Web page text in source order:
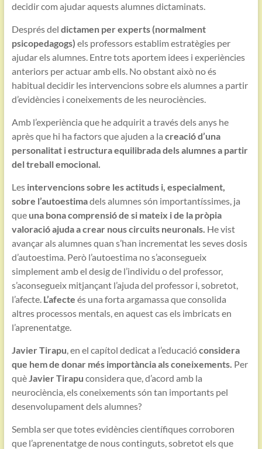
decidir com ajudar aquests alumnes dictaminats.
Després del dictamen per experts (normalment
psicopedagogs) els professors establim estratègies per
ajudar els alumnes. Entre tots aportem idees i experiències
anteriors per actuar amb ells. No obstant això no és
habitual decidir les intervencions sobre els alumnes a partir
d’evidències i coneixements de les neurociències.
Amb l’experiència que he adquirit a través dels anys he
après que hi ha factors que ajuden a la creació d’una
personalitat i estructura equilibrada dels alumnes a partir
del treball emocional.
Lesintervencions sobre les actituds i, especialment,
sobre l’autoestimadels alumnes són importantíssimes, ja
que una bona comprensió de si mateix i de la pròpia
valoració ajuda a crear nous circuits neuronals. He vist
avançar als alumnes quan s’han incrementat les seves dosis
d’autoestima. Però l’autoestima no s’aconsegueix
simplement amb el desig de l’individu o del professor,
s’aconsegueix mitjançant l’ajuda del professor i, sobretot,
l’afecte. L’afecte és una forta argamassa que consolida
altres processos mentals, en aquest cas els imbricats en
l’aprenentatge.
Javier Tirapu, en el capítol dedicat a l’educacióconsidera
que hem de donar més importància als coneixements. Per
quèJavier Tirapu considera que, d’acord amb la
neurociència, els coneixements són tan importants pel
desenvolupament dels alumnes?
Sembla ser que totes evidències científiques corroboren
que l’aprenentatge de nous continguts, sobretot els que